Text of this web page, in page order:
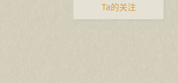
Ta的关注